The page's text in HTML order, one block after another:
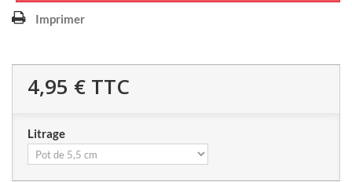
Imprimer
4,95 € TTC
Litrage